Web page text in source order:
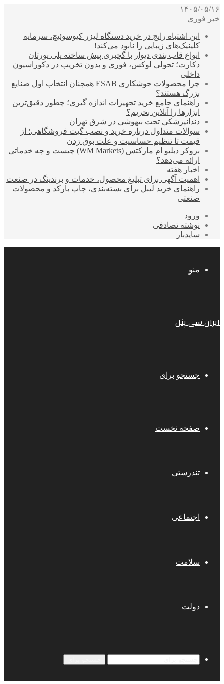
۱۴۰۵/۰۵/۱۶
خبر فوری
این اشتباه رایج در خرید دستگاه لیزر کیوسوئیچ، سرمایه
کلینیک‌های زیبایی را نابود می‌کند!
انواع قاب بندی دیوار با گچبری پیش ساخته پلی یورتان
دکارت؛ تحولی لوکس، فوری و بدون تخریب در دکوراسیون
داخلی
چرا محصولات جوشکاری ESAB همچنان انتخاب اول صنایع
بزرگ هستند؟
راهنمای جامع خرید تجهیزات اندازه گیری؛ چطور دقیق‌ترین
ابزارها را آنلاین بخریم؟
دندانپزشکی تحت بیهوشی در شرق تهران
سوالات متداول درباره خرید و نصب گیت فروشگاهی؛ از
قیمت تا تنظیم حساسیت و علت بوق زدن
بروکر دبلیو ام مارکتس (WM Markets) چیست و چه خدماتی
ارائه می‌دهد؟
اخبار هفته
اهمیت آگهی برای تبلیغ محصول، خدمات و برندینگ در صنعت
راهنمای خرید لیبل برای بسته‌بندی، چاپ بارکد و محصولات
صنعتی
ورود
نوشته تصادفی
سایدبار
منو
ایران سی پنل
جستجو برای
صفحه نخست
تندرستی
اجتماعی
سلامت
دولت